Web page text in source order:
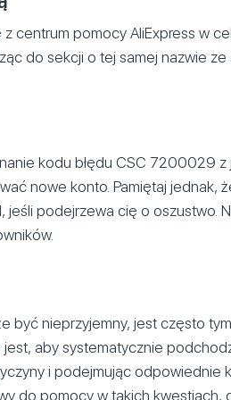
centrum pomocy AliExpress w
do sekcji o tej samej nazwie
kodu błędu CSC 7200029
nowe konto. Pamiętaj jednak,
podejrzewa cię o oszustwo.
być nieprzyjemny, jest często
jest, aby systematycznie
i podejmując odpowiednie
do pomocy w takich kwestiach,